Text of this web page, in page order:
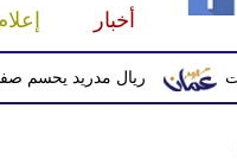
أخبار
ريال مدريد يحسم صفقة